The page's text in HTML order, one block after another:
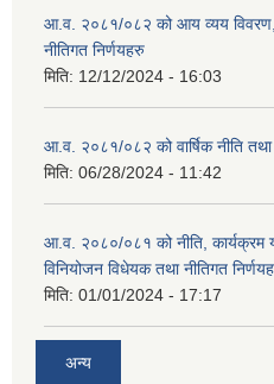
आ.व. २०८१/०८२ को आय व्यय
नीतिगत निर्णयहरु
मिति: 12/12/2024 - 16:03
आ.व. २०८१/०८२ को वार्षिक नीति तथा
मिति: 06/28/2024 - 11:42
आ.व. २०८०/०८१ को नीति, कार्यक्रम
विनियोजन विधेयक तथा नीतिगत
मिति: 01/01/2024 - 17:17
अन्य